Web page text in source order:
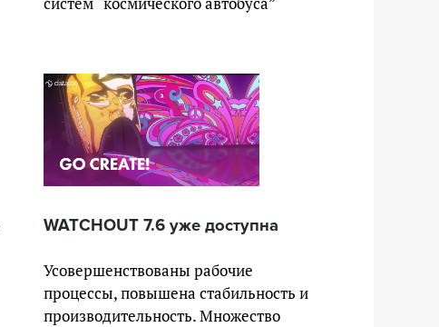
WATCHOUT 7.6 уже доступна
Усовершенствованы рабочие
процессы, повышена стабильность и
производительность. Множество